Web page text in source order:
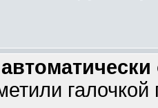
галочкой